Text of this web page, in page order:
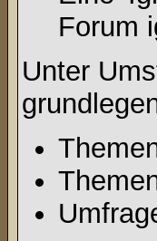
Forum
Unter